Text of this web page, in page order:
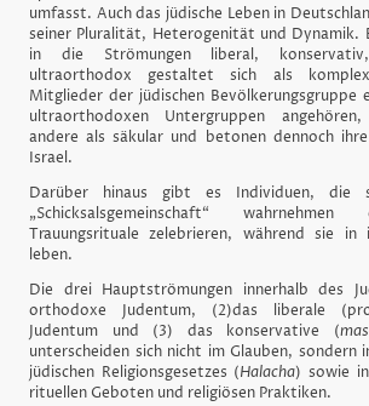
umfasst. Auch das jüdische Leben in
seiner Pluralität, Heterogenität und Dynamik.
in die Strömungen liberal,
ultraorthodox gestaltet sich als
Mitglieder der jüdischen Bevölkerungsgruppe
ultraorthodoxen Untergruppen
andere als säkular und betonen dennoch
Israel.
Darüber hinaus gibt es Individuen, die
„Schicksalsgemeinschaft“
Trauungsrituale zelebrieren, während sie
leben.
Die drei Hauptströmungen innerhalb des
orthodoxe Judentum, (2)das liberale
Judentum und (3) das konservative (
unterscheiden sich nicht im Glauben, sondern
jüdischen Religionsgesetzes (Halacha) sowie
rituellen Geboten und religiösen Praktiken.